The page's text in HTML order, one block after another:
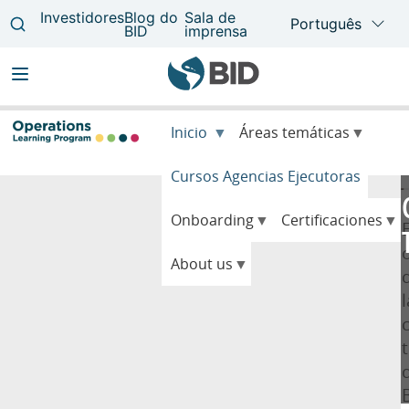
Main
navigation
Inicio Áreas temáticas
Cursos Agencias Ejecutoras
Onboarding Certificaciones
About us